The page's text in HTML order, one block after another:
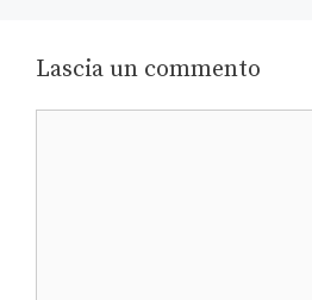
Lascia un commento